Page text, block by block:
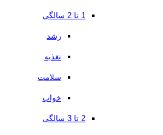
1 تا 2 سالگی
رشد
تغذیه
سلامت
خواب
2 تا 3 سالگی